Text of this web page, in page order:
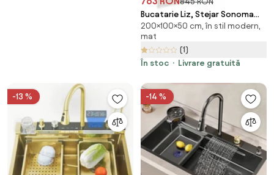
Bucatarie Liz, Stejar Sonoma
Inchis/Alb, L 100 cm
200×100×50 cm, în stil modern,
mat
(1)
În stoc
Livrare gratuită
-13 % -14 %